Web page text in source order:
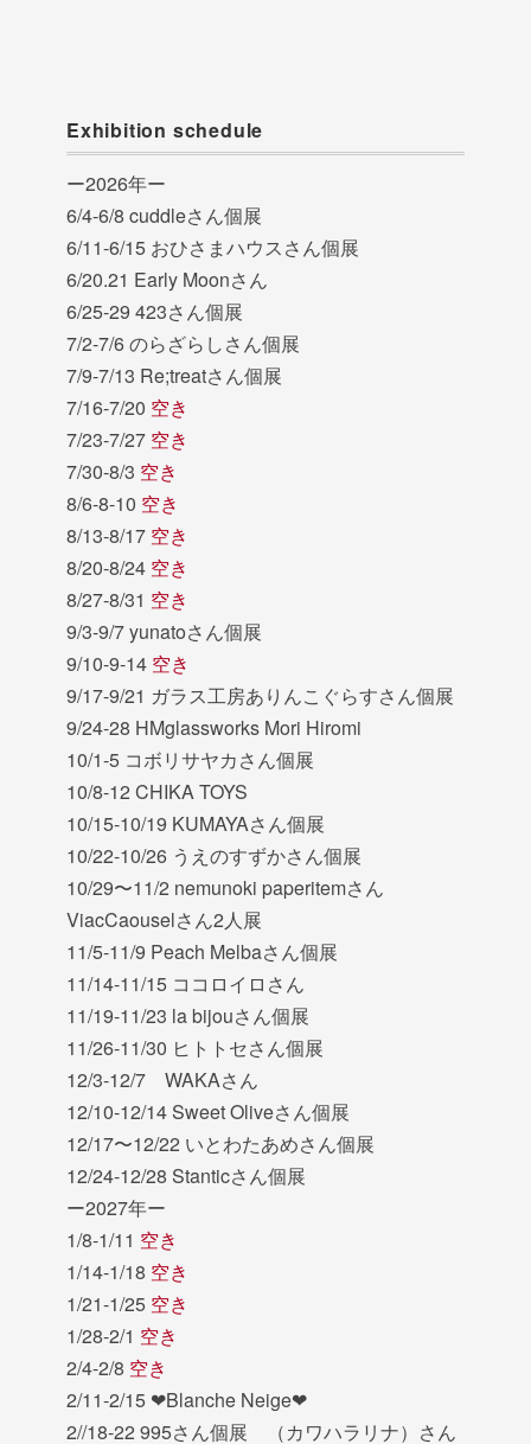
Exhibition schedule
ー2026年ー
6/4-6/8 cuddleさん個展
6/11-6/15 おひさまハウスさん個展
6/20.21 Early Moonさん
6/25-29 423さん個展
7/2-7/6 のらざらしさん個展
7/9-7/13 Re;treatさん個展
7/16-7/20 空き
7/23-7/27 空き
7/30-8/3 空き
8/6-8-10 空き
8/13-8/17 空き
8/20-8/24 空き
8/27-8/31 空き
9/3-9/7 yunatoさん個展
9/10-9-14 空き
9/17-9/21 ガラス工房ありんこぐらすさん個展
9/24-28 HMglassworks Mori Hiromi
10/1-5 コボリサヤカさん個展
10/8-12 CHIKA TOYS
10/15-10/19 KUMAYAさん個展
10/22-10/26 うえのすずかさん個展
10/29〜11/2 nemunoki paperitemさん
ViacCaouselさん2人展
11/5-11/9 Peach Melbaさん個展
11/14-11/15 ココロイロさん
11/19-11/23 la bijouさん個展
11/26-11/30 ヒトトセさん個展
12/3-12/7 WAKAさん
12/10-12/14 Sweet Oliveさん個展
12/17〜12/22 いとわたあめさん個展
12/24-12/28 Stanticさん個展
ー2027年ー
1/8-1/11 空き
1/14-1/18 空き
1/21-1/25 空き
1/28-2/1 空き
2/4-2/8 空き
2/11-2/15 ❤︎Blanche Neige❤︎
2//18-22 995さん個展 （カワハラリナ）さん